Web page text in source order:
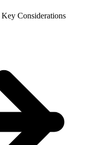
Key Considerations